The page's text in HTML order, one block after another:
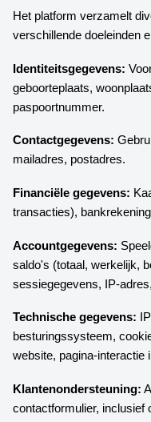
Het platform verzamelt
verschillende doeleinden
Identiteitsgegevens:
geboorteplaats,
paspoortnummer.
Contactgegevens:
mailadres, postadres.
Financiële gegevens:
transacties),
Accountgegevens:
saldo's (totaal, werkelijk,
sessiegegevens, IP-
Technische gegevens:
besturingssysteem,
website, pagina-interactie
Klantenondersteuning:
contactformulier, inclusief